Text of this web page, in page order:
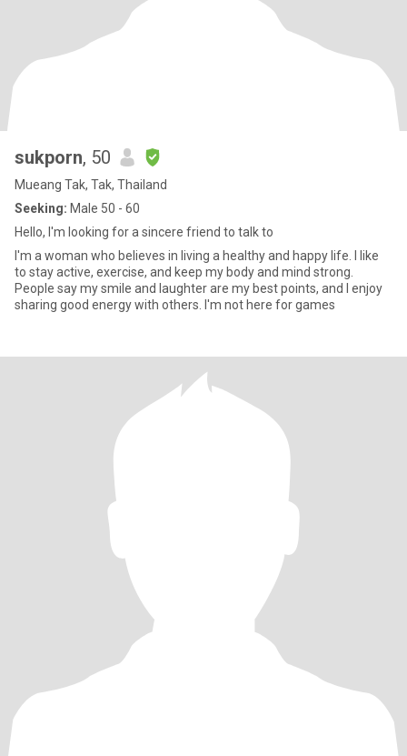
sukporn, 50
Mueang Tak, Tak, Thailand
Seeking: Male 50 - 60
Hello, I'm looking for a sincere friend to talk to
I'm a woman who believes in living a healthy and happy life. I like
to stay active, exercise, and keep my body and mind strong.
People say my smile and laughter are my best points, and I enjoy
sharing good energy with others. I'm not here for games